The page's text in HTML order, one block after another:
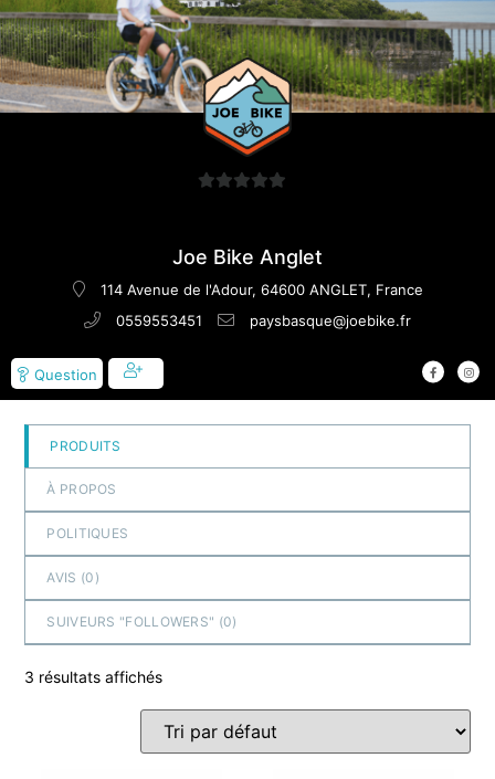
5
Joe Bike Anglet
114 Avenue de l'Adour, 64600 ANGLET, France
0559553451
paysbasque@joebike.fr
Question
PRODUITS
À PROPOS
POLITIQUES
AVIS (0 )
SUIVEURS "FOLLOWERS" (0)
3 résultats affichés